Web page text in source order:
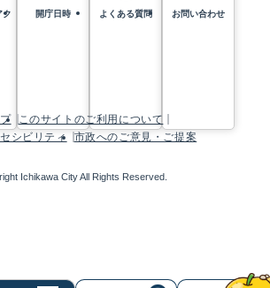
ク
開庁日時 よくある質問 お問い合わせ
このサイトのご利用について
シビリティ
市政へのご意見・ご提案
Ichikawa City All Rights Reserved.